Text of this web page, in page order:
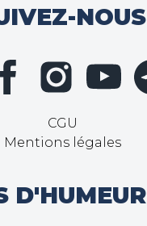
NOUS
CGU
Mentions légales
D'HUMEUR